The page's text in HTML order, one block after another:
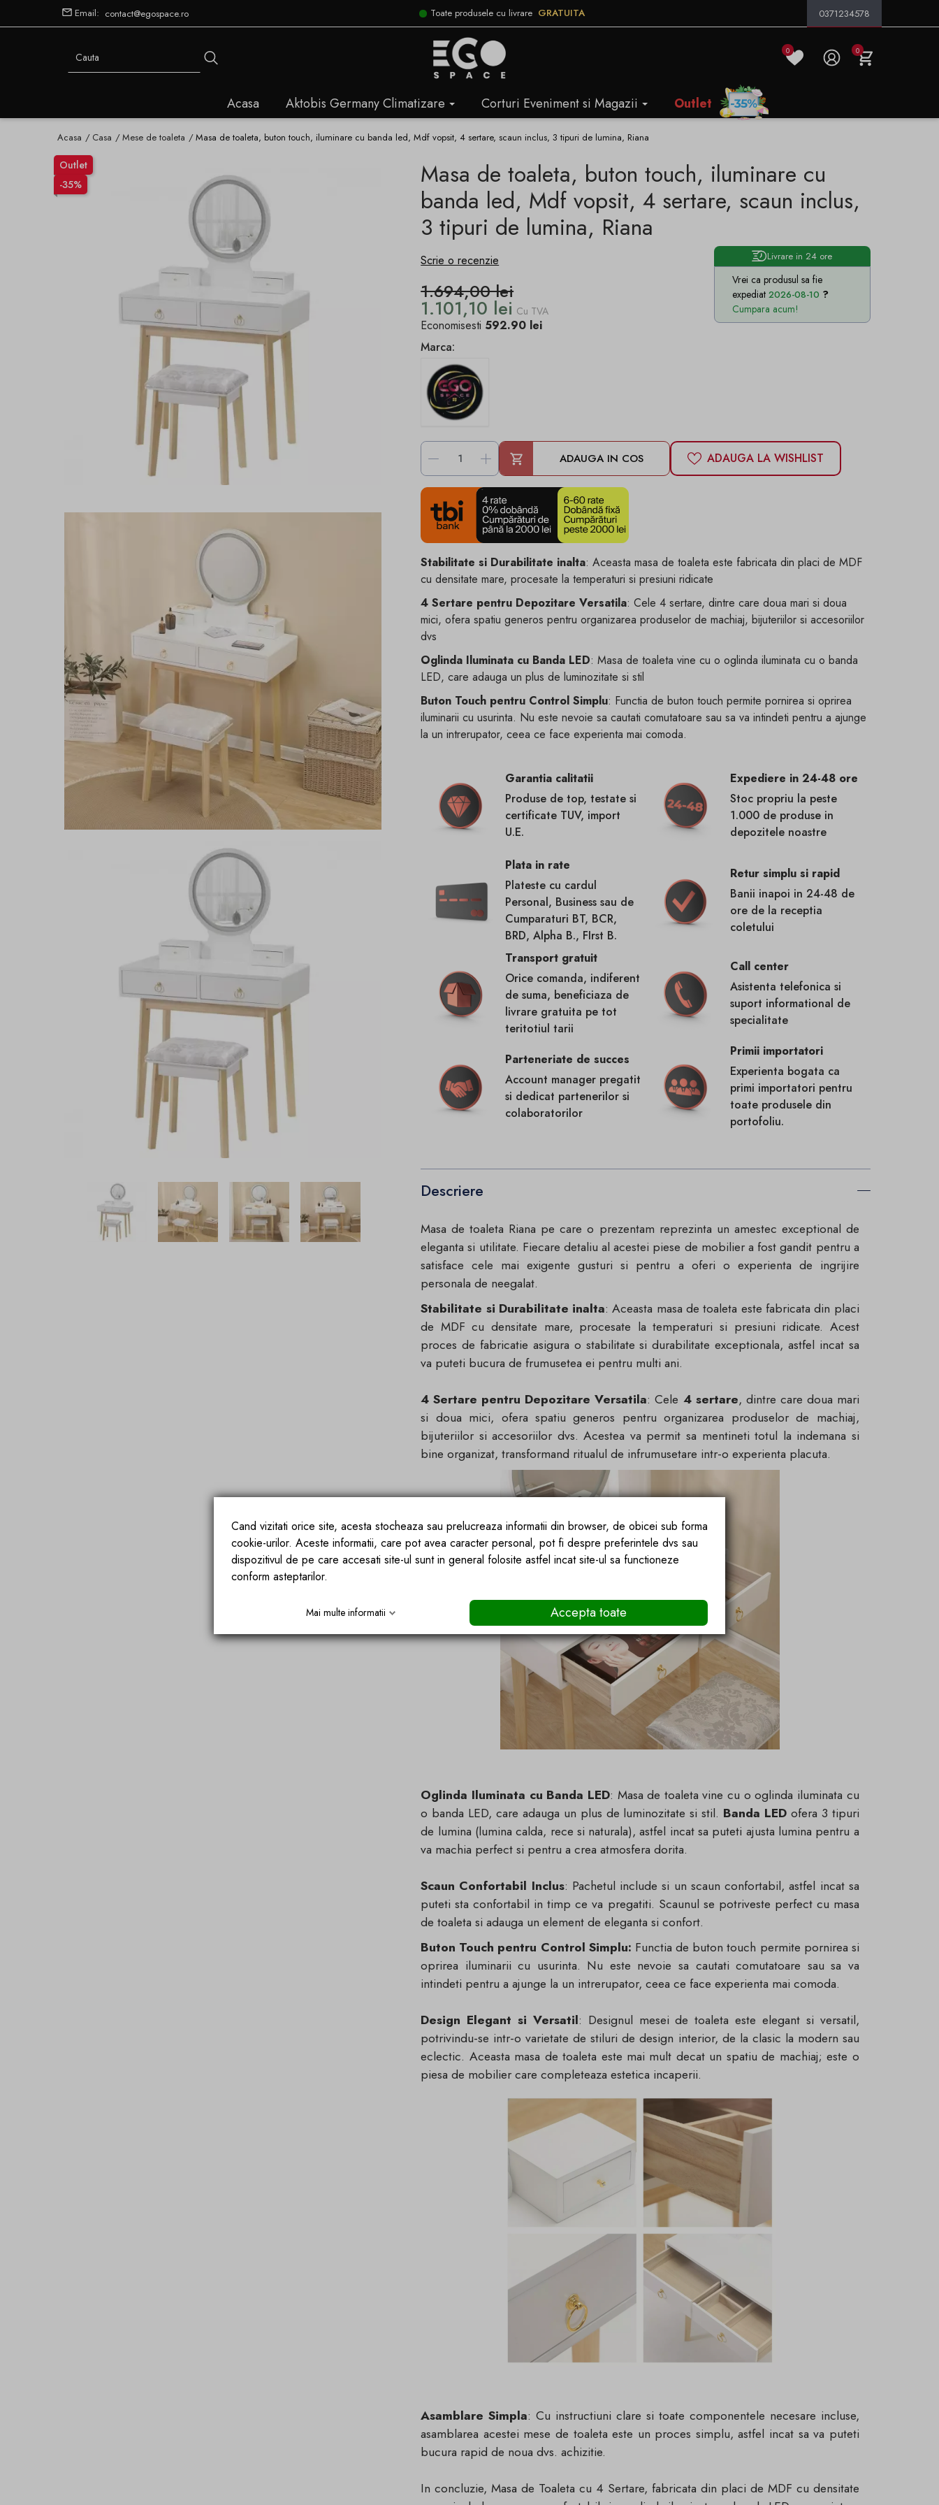
Email: contact@egospace.ro Toate produsele cu livrare GRATUITA 0371234578
0 0
Acasa Aktobis Germany Climatizare Corturi Eveniment si Magazii Outlet
Acasa Casa Mese de toaleta Masa de toaleta, buton touch, iluminare cu banda led, Mdf vopsit, 4 sertare, scaun inclus, 3 tipuri de lumina, Riana
Outlet
-35%
Masa de toaleta, buton touch, iluminare cu
banda led, Mdf vopsit, 4 sertare, scaun inclus,
3 tipuri de lumina, Riana
Livrare in 24 ore
Vrei ca produsul sa fie
expediat 2026-08-10
Cumpara acum!
Scrie o recenzie
1.694,00 lei
1.101,10 lei Cu TVA
Economisesti 592.90 lei
Marca:
- + ADAUGA IN COS ADAUGA LA WISHLIST
Stabilitate si Durabilitate inalta: Aceasta masa de toaleta este fabricata din placi de MDF
cu densitate mare, procesate la temperaturi si presiuni ridicate
4 Sertare pentru Depozitare Versatila: Cele 4 sertare, dintre care doua mari si doua
mici, ofera spatiu generos pentru organizarea produselor de machiaj, bijuteriilor si accesoriilor
dvs
Oglinda Iluminata cu Banda LED: Masa de toaleta vine cu o oglinda iluminata cu o banda
LED, care adauga un plus de luminozitate si stil
Buton Touch pentru Control Simplu: Functia de buton touch permite pornirea si oprirea
iluminarii cu usurinta. Nu este nevoie sa cautati comutatoare sau sa va intindeti pentru a ajunge
la un intrerupator, ceea ce face experienta mai comoda.
Garantia calitatii
Produse de top, testate si
certificate TUV, import
U.E.
Expediere in 24-48 ore
Stoc propriu la peste
1.000 de produse in
depozitele noastre
Plata in rate
Plateste cu cardul
Personal, Business sau de
Cumparaturi BT, BCR,
BRD, Alpha B., FIrst B.
Retur simplu si rapid
Banii inapoi in 24-48 de
ore de la receptia
coletului
Transport gratuit
Orice comanda, indiferent
de suma, beneficiaza de
livrare gratuita pe tot
teritotiul tarii
Call center
Asistenta telefonica si
suport informational de
specialitate
Parteneriate de succes
Account manager pregatit
si dedicat partenerilor si
colaboratorilor
Primii importatori
Experienta bogata ca
primi importatori pentru
toate produsele din
portofoliu.
Descriere
Masa de toaleta Riana pe care o prezentam reprezinta un amestec exceptional de
eleganta si utilitate. Fiecare detaliu al acestei piese de mobilier a fost gandit pentru a
satisface cele mai exigente gusturi si pentru a oferi o experienta de ingrijire
personala de neegalat.
Stabilitate si Durabilitate inalta: Aceasta masa de toaleta este fabricata din placi
de MDF cu densitate mare, procesate la temperaturi si presiuni ridicate. Acest
proces de fabricatie asigura o stabilitate si durabilitate exceptionala, astfel incat sa
va puteti bucura de frumusetea ei pentru multi ani.
4 Sertare pentru Depozitare Versatila: Cele 4 sertare, dintre care doua mari
si doua mici, ofera spatiu generos pentru organizarea produselor de machiaj,
bijuteriilor si accesoriilor dvs. Acestea va permit sa mentineti totul la indemana si
bine organizat, transformand ritualul de infrumusetare intr-o experienta placuta.
Oglinda Iluminata cu Banda LED: Masa de toaleta vine cu o oglinda iluminata cu
o banda LED, care adauga un plus de luminozitate si stil. Banda LED ofera 3 tipuri
de lumina (lumina calda, rece si naturala), astfel incat sa puteti ajusta lumina pentru a
va machia perfect si pentru a crea atmosfera dorita.
Scaun Confortabil Inclus: Pachetul include si un scaun confortabil, astfel incat sa
puteti sta confortabil in timp ce va pregatiti. Scaunul se potriveste perfect cu masa
de toaleta si adauga un element de eleganta si confort.
Buton Touch pentru Control Simplu: Functia de buton touch permite pornirea si
oprirea iluminarii cu usurinta. Nu este nevoie sa cautati comutatoare sau sa va
intindeti pentru a ajunge la un intrerupator, ceea ce face experienta mai comoda.
Design Elegant si Versatil: Designul mesei de toaleta este elegant si versatil,
potrivindu-se intr-o varietate de stiluri de design interior, de la clasic la modern sau
eclectic. Aceasta masa de toaleta este mai mult decat un spatiu de machiaj; este o
piesa de mobilier care completeaza estetica incaperii.
Asamblare Simpla: Cu instructiuni clare si toate componentele necesare incluse,
asamblarea acestei mese de toaleta este un proces simplu, astfel incat sa va puteti
bucura rapid de noua dvs. achizitie.
In concluzie, Masa de Toaleta cu 4 Sertare, fabricata din placi de MDF cu densitate
Cand vizitati orice site, acesta stocheaza sau prelucreaza informatii din browser, de obicei sub forma
cookie-urilor. Aceste informatii, care pot avea caracter personal, pot fi despre preferintele dvs sau
dispozitivul de pe care accesati site-ul sunt in general folosite astfel incat site-ul sa functioneze
conform asteptarilor.
Mai multe informatii Accepta toate